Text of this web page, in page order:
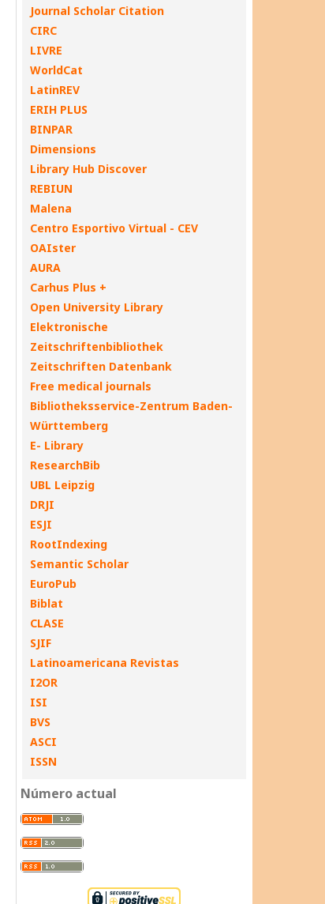
Journal Scholar Citation
CIRC
LIVRE
WorldCat
LatinREV
ERIH PLUS
BINPAR
Dimensions
Library Hub Discover
REBIUN
Malena
Centro Esportivo Virtual - CEV
OAIster
AURA
Carhus Plus +
Open University Library
Elektronische
Zeitschriftenbibliothek
Zeitschriften Datenbank
Free medical journals
Bibliotheksservice-Zentrum Baden-
Württemberg
E- Library
ResearchBib
UBL Leipzig
DRJI
ESJI
RootIndexing
Semantic Scholar
EuroPub
Biblat
CLASE
SJIF
Latinoamericana Revistas
I2OR
ISI
BVS
ASCI
ISSN
Número actual